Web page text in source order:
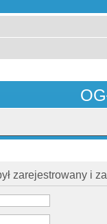
zarejestrowany i